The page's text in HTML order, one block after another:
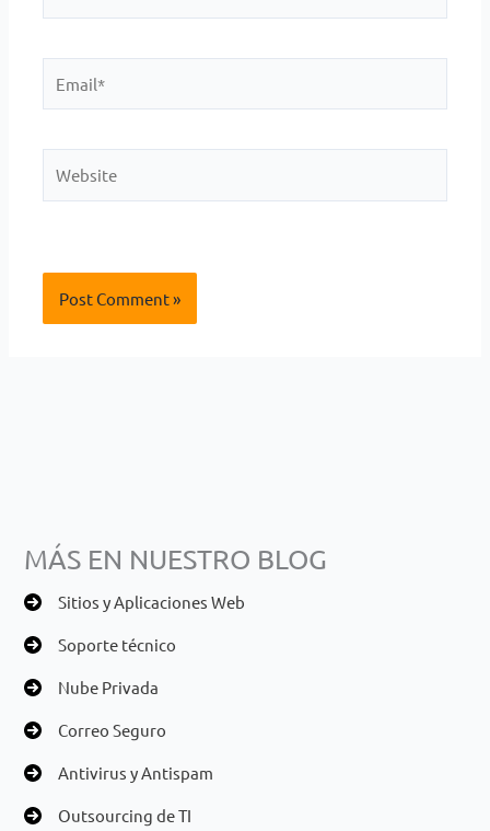
MÁS EN NUESTRO BLOG
Sitios y Aplicaciones Web
Soporte técnico
Nube Privada
Correo Seguro
Antivirus y Antispam
Outsourcing de TI